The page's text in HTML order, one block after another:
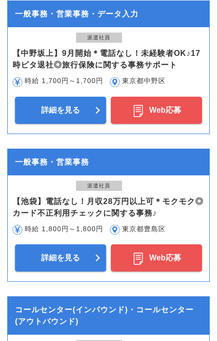
一般事務・営業事務・データ入力
派遣社員
【中野坂上】9月開始＊電話なし！未経験者OK♪17
時ピタ退社◎旅行保険に関する事務サポート
時給 1,700円～1,700円 東京都中野区
詳細を見る Web応募
一般事務・営業事務
派遣社員
【池袋】電話なし！月収28万円以上可＊モクモク◎
カード不正利用チェックに関する事務♪
時給 1,800円～1,800円 東京都豊島区
詳細を見る Web応募
コールセンター(インバウンド)・コールセンター
(アウトバウンド)